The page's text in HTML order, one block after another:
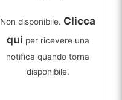
Non disponibile. Clicca
qui per ricevere una
notifica quando torna
disponibile.